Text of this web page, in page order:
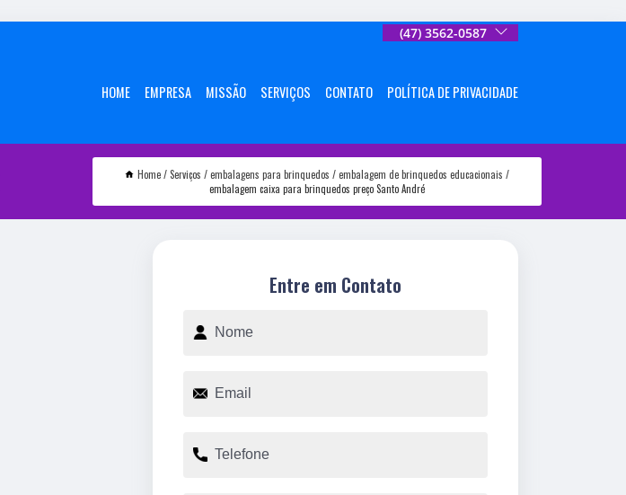
(47) 3562-0587
HOME EMPRESA MISSÃO SERVIÇOS CONTATO POLÍTICA DE PRIVACIDADE
Home Serviços embalagens para brinquedos
embalagem de brinquedos educacionais
embalagem caixa para brinquedos preço Santo André
Entre em Contato